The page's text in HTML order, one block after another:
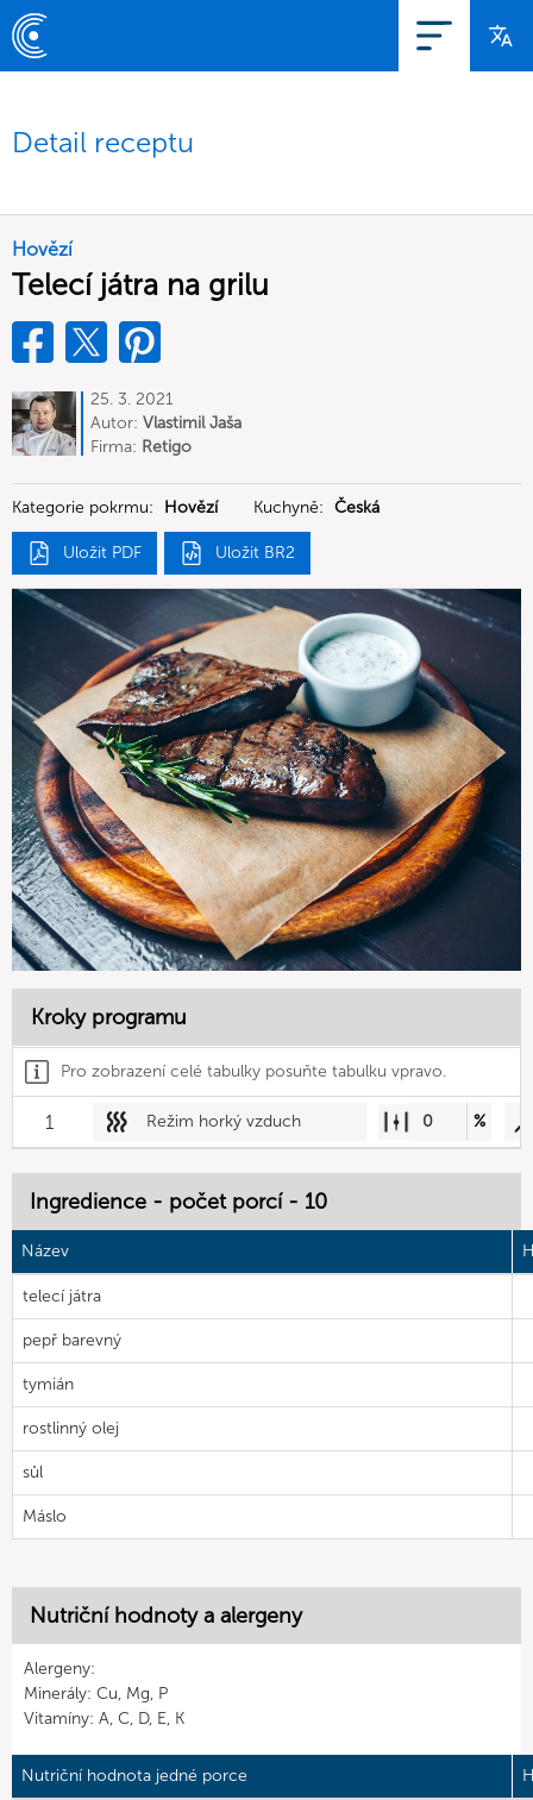
Detail receptu
Hovězí
Telecí játra na grilu
25. 3. 2021
Autor: Vlastimil Jaša
Firma: Retigo
Kategorie pokrmu: Hovězí Kuchyně: Česká
Uložit PDF Uložit BR2
Kroky programu
Pro zobrazení celé tabulky posuňte tabulku vpravo.
1 Režim horký vzduch 0 %
Ingredience - počet porcí - 10
Název
telecí játra
pepř barevný
tymián
rostlinný olej
sůl
Máslo
Nutriční hodnoty a alergeny
Alergeny:
Minerály: Cu, Mg, P
Vitamíny: A, C, D, E, K
Nutriční hodnota jedné porce